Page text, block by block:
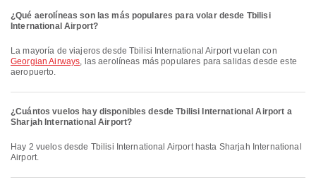
¿Qué aerolíneas son las más populares para volar desde Tbilisi
International Airport?
La mayoría de viajeros desde Tbilisi International Airport vuelan con
Georgian Airways, las aerolíneas más populares para salidas desde este
aeropuerto.
¿Cuántos vuelos hay disponibles desde Tbilisi International Airport a
Sharjah International Airport?
Hay 2 vuelos desde Tbilisi International Airport hasta Sharjah International
Airport.